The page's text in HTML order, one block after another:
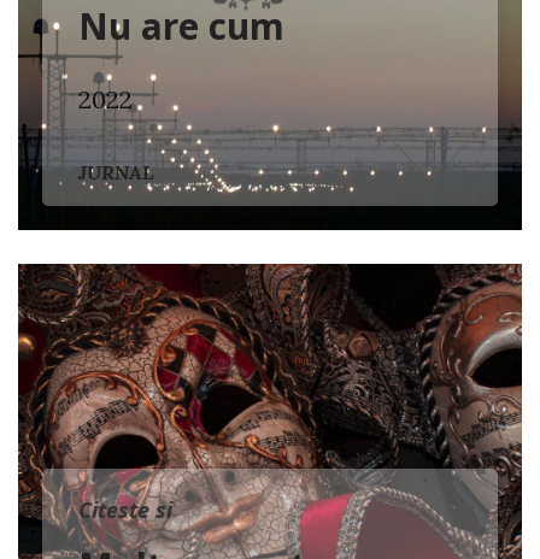
Nu are cum
2022
JURNAL
Citeste si